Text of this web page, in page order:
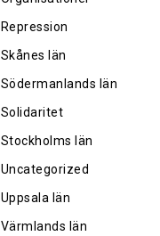
Repression
Skånes län
Södermanlands län
Solidaritet
Stockholms län
Uncategorized
Uppsala län
Värmlands län